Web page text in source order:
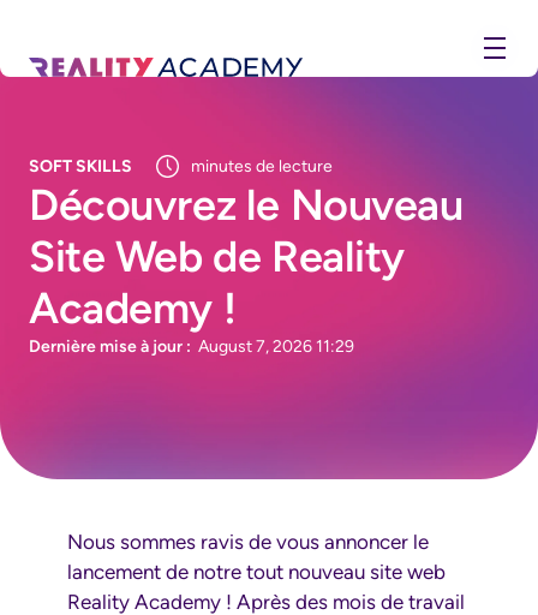
SOFT SKILLS minutes de lecture
Découvrez le Nouveau
Site Web de Reality
Academy !
Dernière mise à jour : August 7, 2026 11:29
Nous sommes ravis de vous annoncer le
lancement de notre tout nouveau site web
Reality Academy ! Après des mois de travail